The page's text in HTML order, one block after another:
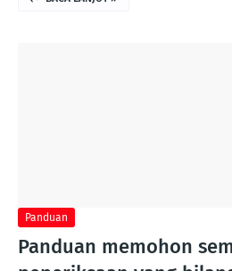
Panduan
Panduan memohon